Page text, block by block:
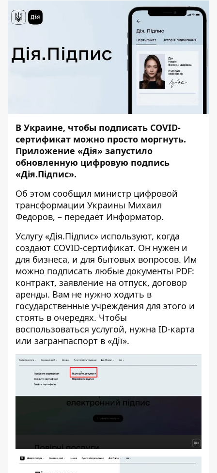
В Украине, чтобы подписать COVID-
сертификат можно просто моргнуть.
Приложение «Дія» запустило
обновленную цифровую подпись
«Дія.Підпис».
Об этом сообщил министр цифровой
трансформации Украины Михаил
Федоров, – передаёт Информатор.
Услугу «Дія.Підпис» используют, когда
создают COVID-сертификат. Он нужен и
для бизнеса, и для бытовых вопросов. Им
можно подписать любые документы PDF:
контракт, заявление на отпуск, договор
аренды. Вам не нужно ходить в
государственные учреждения для этого и
стоять в очередях. Чтобы
воспользоваться услугой, нужна ID-карта
или загранпаспорт в «Дії».